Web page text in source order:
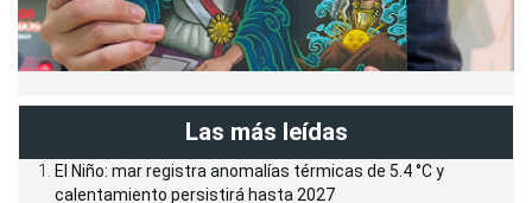
Las más leídas
El Niño: mar registra anomalías térmicas de 5.4 °C y
calentamiento persistirá hasta 2027